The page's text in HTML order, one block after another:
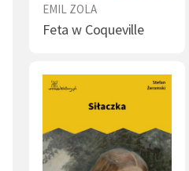
EMIL ZOLA
Feta w Coqueville